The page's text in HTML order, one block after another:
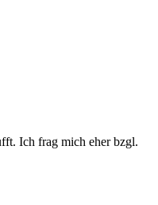
Ich frag mich eher bzgl.